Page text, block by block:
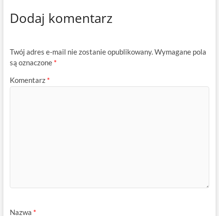
Dodaj komentarz
Twój adres e-mail nie zostanie opublikowany.Wymagane pola
są oznaczone *
Komentarz *
Nazwa *